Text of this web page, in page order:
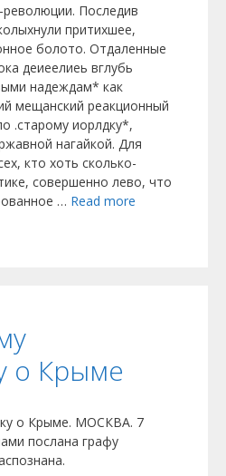
Последив
притихшее,
болото. Отдаленные
деиеелиеь вглубь
надеждам* как
мещанский реакционный
.старому иорлдку*,
нагайкой. Для
кто хоть сколько-
совершенно лево, что
… Read more
о Крыме
о Крыме. МОСКВА. 7
послана графу